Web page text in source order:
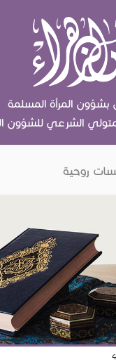
المرأة المسلمة
الشرعي للشؤون
روحية